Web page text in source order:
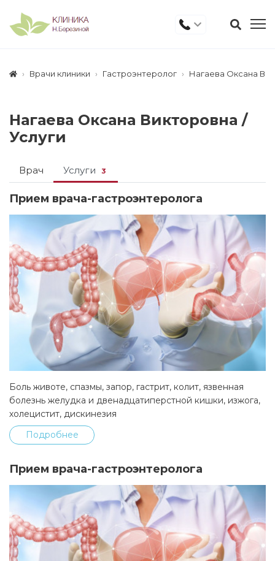
Врачи клиники Гастроэнтеролог Нагаева Оксана
Нагаева Оксана Викторовна /
Услуги
Врач Услуги 3
Прием врача-гастроэнтеролога
Боль животе, спазмы, запор, гастрит, колит, язвенная
болезнь желудка и двенадцатиперстной кишки, изжога,
холецистит, дискинезия
Подробнее
Прием врача-гастроэнтеролога